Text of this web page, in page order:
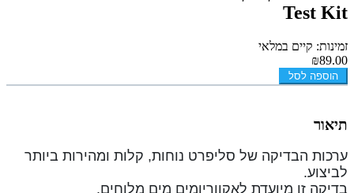
Test Kit
זמינות: קיים במלאי
₪89.00
הוספה לסל
תיאור
ערכות הבדיקה של סליפרט נוחות, קלות ומהירות ביותר
לביצוע.
בדיקה זו מיועדת לאקווריומים מים מלוחים.